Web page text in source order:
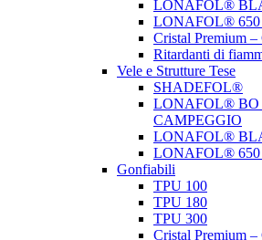
LONAFOL®
LONAFOL® 650
Cristal Premium
Ritardanti di
Vele e Strutture Tese
SHADEFOL®
LONAFOL® BO
CAMPEGGIO
LONAFOL®
LONAFOL® 650
Gonfiabili
TPU 100
TPU 180
TPU 300
Cristal Premium